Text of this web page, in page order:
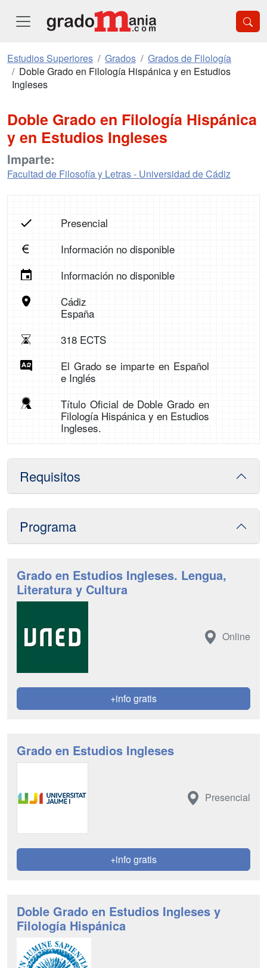
Estudios Superiores Grados
Grados de Filología
Doble Grado en Filología Hispánica y en Estudios
Ingleses
Doble Grado en Filología Hispánica
y en Estudios Ingleses
Imparte:
Facultad de Filosofía y Letras - Universidad de Cádiz
Presencial
Información no disponible
Información no disponible
Cádiz
España
318 ECTS
El Grado se imparte en Español
e Inglés
Título Oficial de Doble Grado en
Filología Hispánica y en Estudios
Ingleses.
Requisitos
Programa
Grado en Estudios Ingleses. Lengua,
Literatura y Cultura
Online
+info gratis
Grado en Estudios Ingleses
Presencial
+info gratis
Doble Grado en Estudios Ingleses y
Filología Hispánica